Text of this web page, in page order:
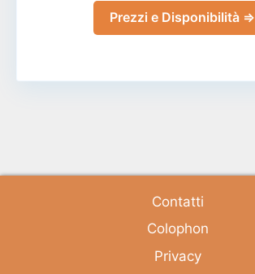
Prezzi e Disponibilità ⇒
Contatti
Colophon
Privacy